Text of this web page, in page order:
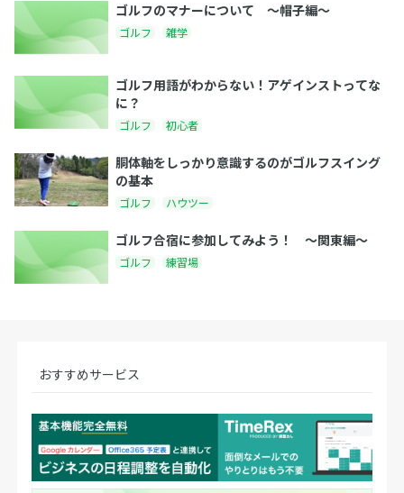
ゴルフのマナーについて 〜帽子編〜
ゴルフ 雑学
ゴルフ用語がわからない！アゲインストってな
に？
ゴルフ 初心者
胴体軸をしっかり意識するのがゴルフスイング
の基本
ゴルフ ハウツー
ゴルフ合宿に参加してみよう！ 〜関東編〜
ゴルフ 練習場
おすすめサービス